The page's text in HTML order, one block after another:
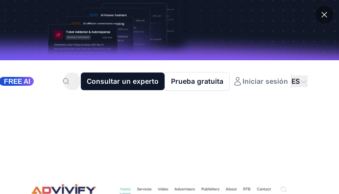
FREE AI Consultar un experto Prueba gratuita Iniciar sesión ES